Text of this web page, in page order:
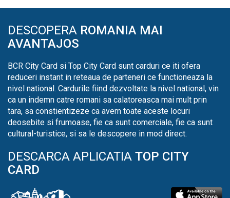
DESCOPERA ROMANIA MAI
AVANTAJOS
BCR City Card si Top City Card sunt carduri ce iti ofera
reduceri instant in reteaua de parteneri ce functioneaza la
nivel national. Cardurile fiind dezvoltate la nivel national, vin
ca un indemn catre romani sa calatoreasca mai mult prin
tara, sa constientizeze ca avem toate aceste locuri
deosebite si frumoase, fie ca sunt comerciale, fie ca sunt
cultural-turistice, si sa le descopere in mod direct.
DESCARCA APLICATIA TOP CITY
CARD